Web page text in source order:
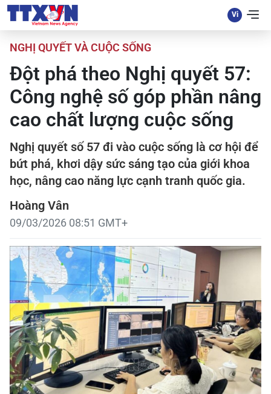
NGHỊ QUYẾT VÀ CUỘC SỐNG
Đột phá theo Nghị quyết 57:
Công nghệ số góp phần nâng
cao chất lượng cuộc sống
Nghị quyết số 57 đi vào cuộc sống là cơ hội để
bứt phá, khơi dậy sức sáng tạo của giới khoa
học, nâng cao năng lực cạnh tranh quốc gia.
Hoàng Vân
09/03/2026 08:51 GMT+